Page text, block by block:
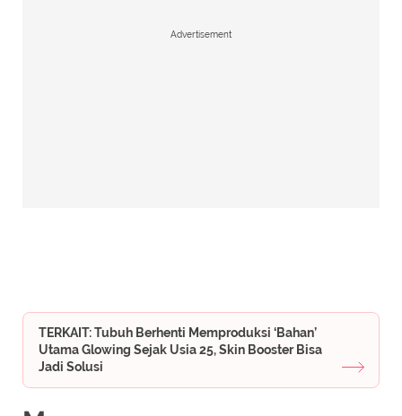
Advertisement
TERKAIT: Tubuh Berhenti Memproduksi ‘Bahan’
Utama Glowing Sejak Usia 25, Skin Booster Bisa
Jadi Solusi